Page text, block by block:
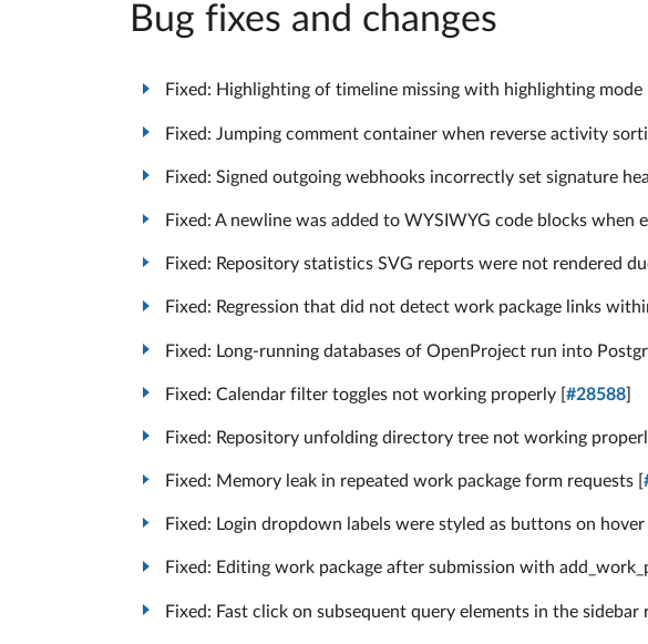
Bug fixes and changes
Fixed: Highlighting of timeline missing with highlighting mode
Fixed: Jumping comment container when reverse activity
Fixed: Signed outgoing webhooks incorrectly set signature
Fixed: A newline was added to WYSIWYG code blocks when
Fixed: Repository statistics SVG reports were not rendered
Fixed: Regression that did not detect work package links
Fixed: Long-running databases of OpenProject run into
Fixed: Calendar filter toggles not working properly [ #28588
Fixed: Repository unfolding directory tree not working
Fixed: Memory leak in repeated work package form requests [
Fixed: Login dropdown labels were styled as buttons on hover [
Fixed: Editing work package after submission with
Fixed: Fast click on subsequent query elements in the sidebar